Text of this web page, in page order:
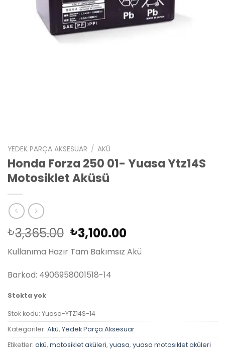
YEDEK PARÇA AKSESUAR / AKÜ
Honda Forza 250 01- Yuasa Ytz14S
Motosiklet Aküsü
₺3,365.00 Orijinal
fiyat:
₺3,365.00.
₺3,100.00Şu
andaki
fiyat:
Kullanıma Hazır Tam Bakımsız Akü
Barkod: 4906958001518-14
Stokta yok
Stok kodu: Yuasa-YTZ14S-14
Kategoriler: Akü, Yedek Parça Aksesuar
Etiketler: akü, motosiklet aküleri, yuasa, yuasa motosiklet aküleri